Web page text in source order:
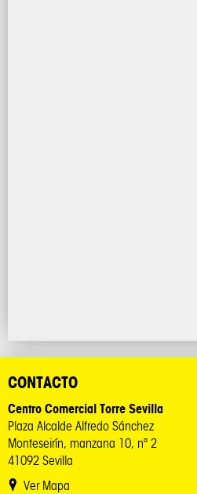
CONTACTO
Centro Comercial Torre Sevilla
Plaza Alcalde Alfredo Sánchez
Monteseirín, manzana 10, nº 2
41092 Sevilla
Ver Mapa